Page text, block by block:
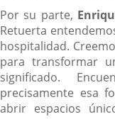
Por su parte,
Retuerta
hospitalidad.
para transformar
significado.
precisamente esa
abrir espacios